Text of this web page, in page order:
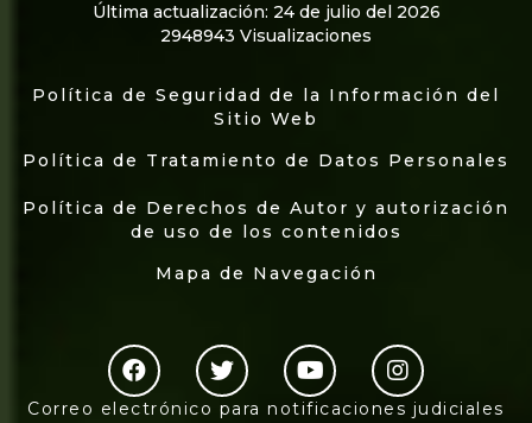
Última actualización: 24 de julio del 2026
2948943 Visualizaciones
Política de Seguridad de la Información del
Sitio Web
Política de Tratamiento de Datos Personales
Política de Derechos de Autor y autorización
de uso de los contenidos
Mapa de Navegación
Correo electrónico para notificaciones judiciales